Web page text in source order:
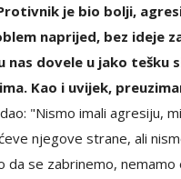
je bio bolji,
naprijed, bez ideje
nas dovele u jako tešku
Kao i uvijek,
"Nismo imali agresiju,
njegove strane, ali
da se zabrinemo, nemamo